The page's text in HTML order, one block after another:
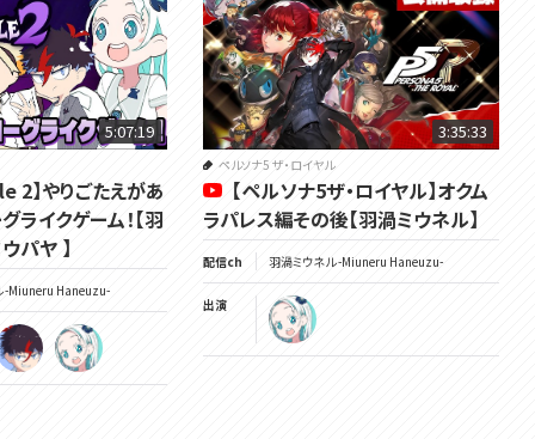
5:07:19
2】やりごたえがあ
ライクゲーム！【羽
パヤ 】
-Miuneru Haneuzu-
3:35:33
ペルソナ5 ザ・ロイヤル
【ペルソナ5ザ・ロイヤル】オクム
ラパレス編その後【羽渦ミウネル】
配信ch 羽渦ミウネル -Miuneru Haneuzu-
出演